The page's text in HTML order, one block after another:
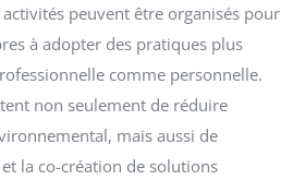
peuvent être organisés pour
à adopter des pratiques plus
comme personnelle.
non seulement de réduire
mais aussi de
la co-création de solutions